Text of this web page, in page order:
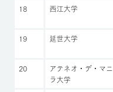
18
西江大学
19
延世大学
20
アテネオ・デ・マニ
ラ大学